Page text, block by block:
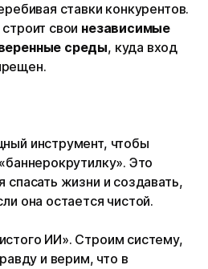
ставки конкурентов.
свои независимые
среды, куда вход
инструмент, чтобы
Это
спасать жизни и создавать,
она остается чистой.
ИИ». Строим систему,
и верим, что в